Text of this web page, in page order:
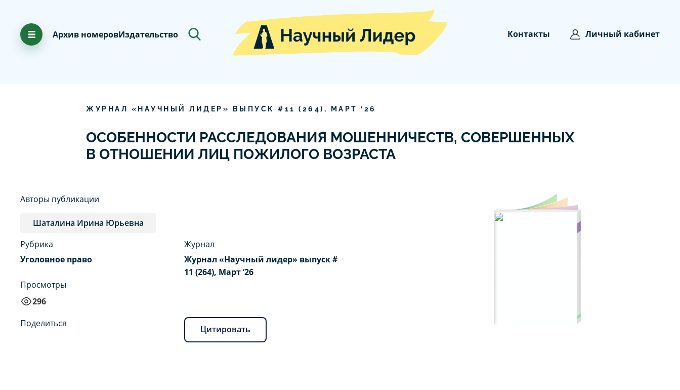
Архив номеровИздательство Контакты Личный кабинет
ЖУРНАЛ «НАУЧНЫЙ ЛИДЕР» ВЫПУСК # 11 ( 264), МАРТ ‘ 26
ОСОБЕННОСТИ РАССЛЕДОВАНИЯ МОШЕННИЧЕСТВ, СОВЕРШЕННЫХ
В ОТНОШЕНИИ ЛИЦ ПОЖИЛОГО ВОЗРАСТА
Авторы публикации
Шаталина Ирина Юрьевна
Рубрика
Уголовное право
Просмотры
296
Журнал
Журнал «Научный лидер» выпуск #
11 (264), Март ‘26
Поделиться
Цитировать